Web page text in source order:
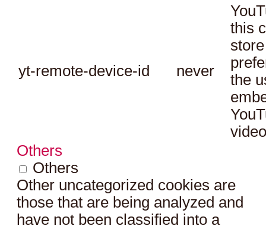
yt-remote-device-id never
this
the
Others
Others
Other uncategorized cookies are
those that are being analyzed and
have not been classified into a